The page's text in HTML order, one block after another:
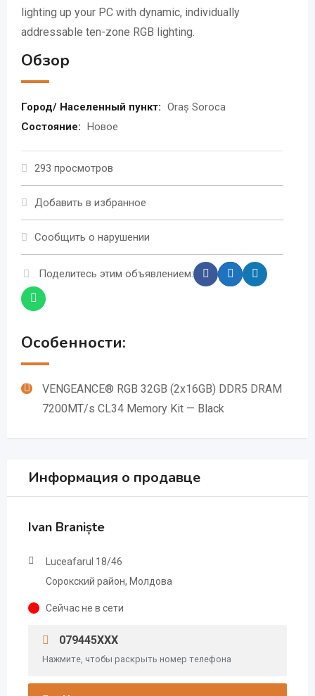
lighting up your PC with dynamic, individually
addressable ten-zone RGB lighting.
Обзор
Город/ Населенный пункт: Oraș Soroca
Состояние: Новое
293 просмотров
Добавить в избранное
Сообщить о нарушении
Поделитесь этим объявлением:
Особенности:
VENGEANCE® RGB 32GB (2x16GB) DDR5 DRAM
7200MT/s CL34 Memory Kit — Black
Информация о продавце
Ivan Braniște
Luceafarul 18/46
Сорокский район, Молдова
Сейчас не в сети
079445XXX
Нажмите, чтобы раскрыть номер телефона